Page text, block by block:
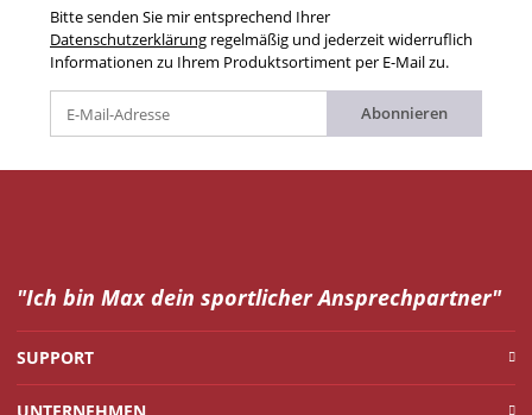
Bitte senden Sie mir entsprechend Ihrer
Datenschutzerklärung regelmäßig und jederzeit widerruflich
Informationen zu Ihrem Produktsortiment per E-Mail zu.
Abonnieren
"Ich bin Max dein sportlicher Ansprechpartner"
SUPPORT